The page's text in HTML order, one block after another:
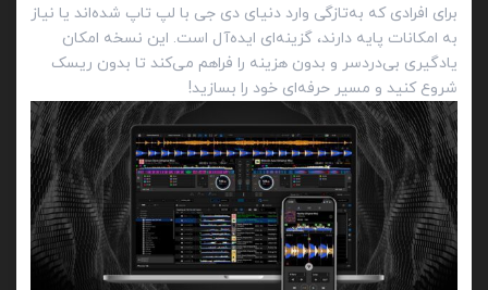
برای افرادی که به‌تازگی وارد دنیای دی‌ جی با لپ تاپ شده‌اند یا نیاز
به امکانات پایه دارند، گزینه‌ای ایده‌آل است. این نسخه امکان
یادگیری بی‌دردسر و بدون هزینه را فراهم می‌کند تا بدون ریسک
شروع کنید و مسیر حرفه‌ای خود را بسازید!